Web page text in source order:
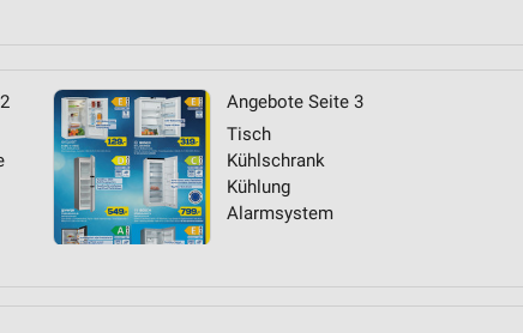
Angebote Seite 3
Tisch
Kühlschrank
Kühlung
Alarmsystem